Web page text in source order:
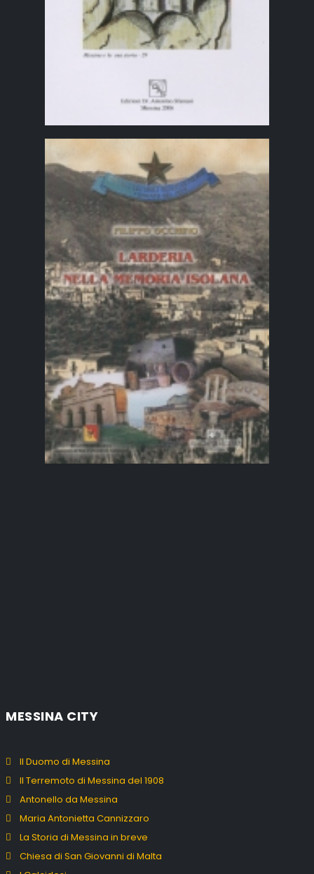
MESSINA CITY
Il Duomo di Messina
Il Terremoto di Messina del 1908
Antonello da Messina
Maria Antonietta Cannizzaro
La Storia di Messina in breve
Chiesa di San Giovanni di Malta